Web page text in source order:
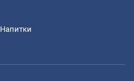
Напитки